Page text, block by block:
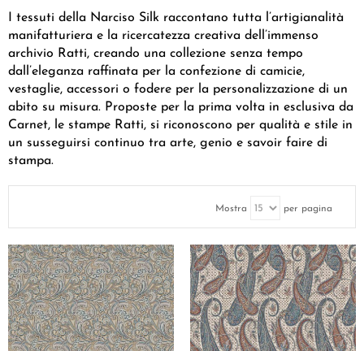
I tessuti della Narciso Silk raccontano tutta l’artigianalità
manifatturiera e la ricercatezza creativa dell’immenso
archivio Ratti, creando una collezione senza tempo
dall’eleganza raffinata per la confezione di camicie,
vestaglie, accessori o fodere per la personalizzazione di un
abito su misura. Proposte per la prima volta in esclusiva da
Carnet, le stampe Ratti, si riconoscono per qualità e stile in
un susseguirsi continuo tra arte, genio e savoir faire di
stampa.
Mostra per pagina